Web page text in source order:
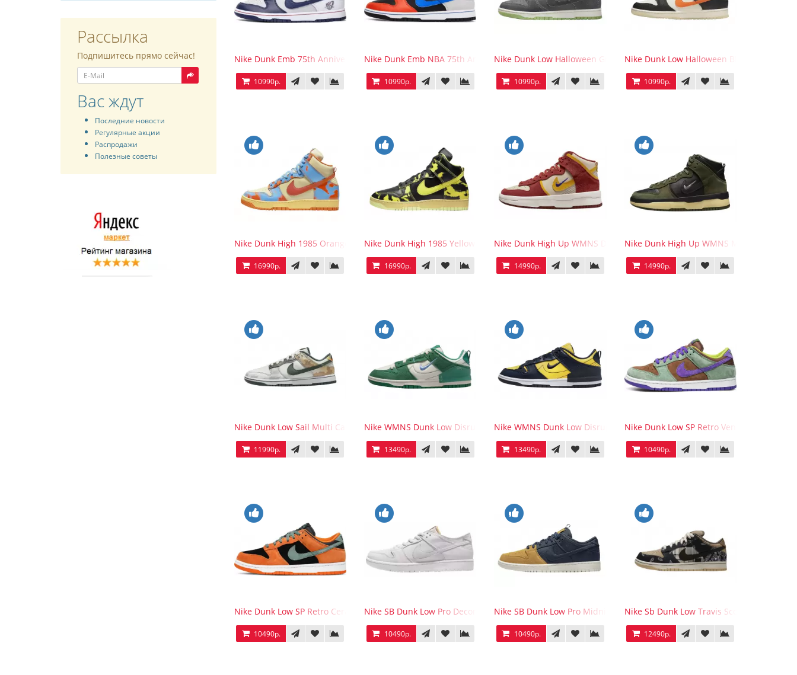
Рассылка
Подпишитесь прямо сейчас!
Вас ждут
Последние новости
Регулярные акции
Распродажи
Полезные советы
Nike Dunk Emb 75th Anniversary Nets
10990р.
Nike Dunk Emb NBA 75th Anniversary Knicks
10990р.
Nike Dunk Low Halloween Gray
10990р.
Nike Dunk Low Halloween Black Orange
10990р.
Nike Dunk High 1985 Orange Acid Wash
16990р.
Nike Dunk High 1985 Yellow Acid Wash
16990р.
Nike Dunk High Up WMNS Dark Orange University Gold
14990р.
Nike Dunk High Up WMNS Medium Olive
14990р.
Nike Dunk Low Sail Multi Camo
11990р.
Nike WMNS Dunk Low Disrupt 2 Malachite
13490р.
Nike WMNS Dunk Low Disrupt 2 Michigan
13490р.
Nike Dunk Low SP Retro Veneer 2020
10490р.
Nike Dunk Low SP Retro Ceramic 2020
10490р.
Nike SB Dunk Low Pro Decon Light Bone
10490р.
Nike SB Dunk Low Pro Midnight Navy Desert Ochre
10490р.
Nike Sb Dunk Low Travis Scott
12490р.